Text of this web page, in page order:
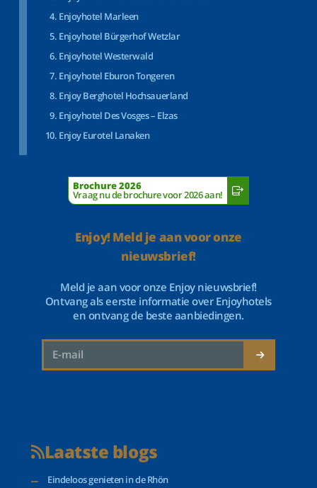
Enjoyhotel Marleen
Enjoyhotel Bürgerhof Wetzlar
Enjoyhotel Westerwald
Enjoyhotel Eburon Tongeren
Enjoy Berghotel Hochsauerland
Enjoyhotel Des Vosges – Elzas
Enjoy Eurotel Lanaken
Brochure 2026
Vraag nu de brochure voor 2026 aan!
Enjoy! Meld je aan voor onze
nieuwsbrief!
Meld je aan voor onze Enjoy nieuwsbrief!
Ontvang als eerste informatie over Enjoyhotels
en ontvang de beste aanbiedingen.
Laatste blogs
Eindeloos genieten in de Rhön